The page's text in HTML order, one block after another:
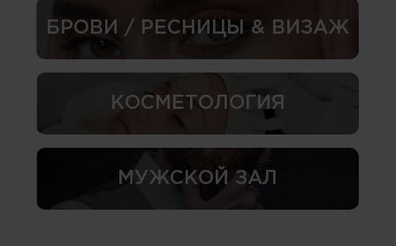
БРОВИ / РЕСНИЦЫ & ВИЗАЖ
КОСМЕТОЛОГИЯ
МУЖСКОЙ ЗАЛ